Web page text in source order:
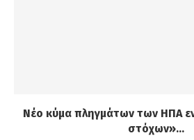
Νέο κύμα πληγμάτων των ΗΠΑ
στόχων»...